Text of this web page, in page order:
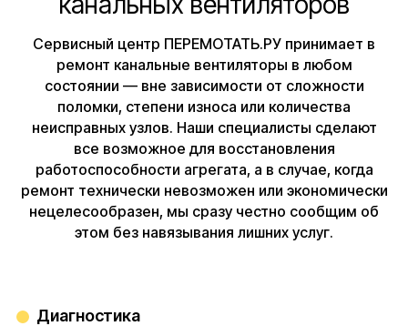
Сервисный центр ПЕРЕМОТАТЬ.РУ принимает в
ремонт канальные вентиляторы в любом
состоянии — вне зависимости от сложности
поломки, степени износа или количества
неисправных узлов. Наши специалисты сделают
все возможное для восстановления
работоспособности агрегата, а в случае, когда
ремонт технически невозможен или экономически
нецелесообразен, мы сразу честно сообщим об
этом без навязывания лишних услуг.
Диагностика